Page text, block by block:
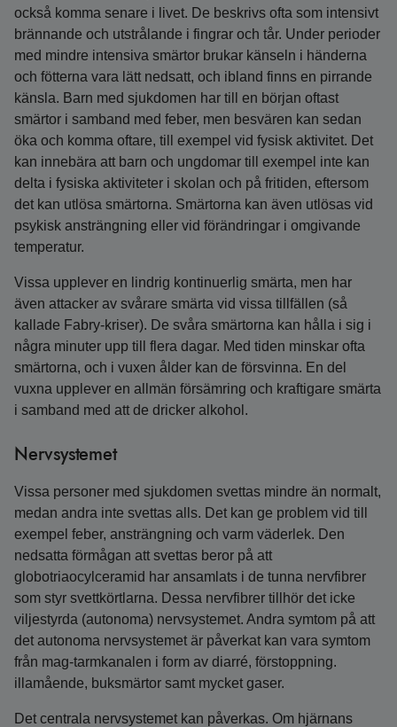
också komma senare i livet. De beskrivs ofta som intensivt
brännande och utstrålande i fingrar och tår. Under perioder
med mindre intensiva smärtor brukar känseln i händerna
och fötterna vara lätt nedsatt, och ibland finns en pirrande
känsla. Barn med sjukdomen har till en början oftast
smärtor i samband med feber, men besvären kan sedan
öka och komma oftare, till exempel vid fysisk aktivitet. Det
kan innebära att barn och ungdomar till exempel inte kan
delta i fysiska aktiviteter i skolan och på fritiden, eftersom
det kan utlösa smärtorna. Smärtorna kan även utlösas vid
psykisk ansträngning eller vid förändringar i omgivande
temperatur.
Vissa upplever en lindrig kontinuerlig smärta, men har
även attacker av svårare smärta vid vissa tillfällen (så
kallade Fabry-kriser). De svåra smärtorna kan hålla i sig i
några minuter upp till flera dagar. Med tiden minskar ofta
smärtorna, och i vuxen ålder kan de försvinna. En del
vuxna upplever en allmän försämring och kraftigare smärta
i samband med att de dricker alkohol.
Nervsystemet
Vissa personer med sjukdomen svettas mindre än normalt,
medan andra inte svettas alls. Det kan ge problem vid till
exempel feber, ansträngning och varm väderlek. Den
nedsatta förmågan att svettas beror på att
globotriaocylceramid har ansamlats i de tunna nervfibrer
som styr svettkörtlarna. Dessa nervfibrer tillhör det icke
viljestyrda (autonoma) nervsystemet. Andra symtom på att
det autonoma nervsystemet är påverkat kan vara symtom
från mag-tarmkanalen i form av diarré, förstoppning.
illamående, buksmärtor samt mycket gaser.
Det centrala nervsystemet kan påverkas. Om hjärnans